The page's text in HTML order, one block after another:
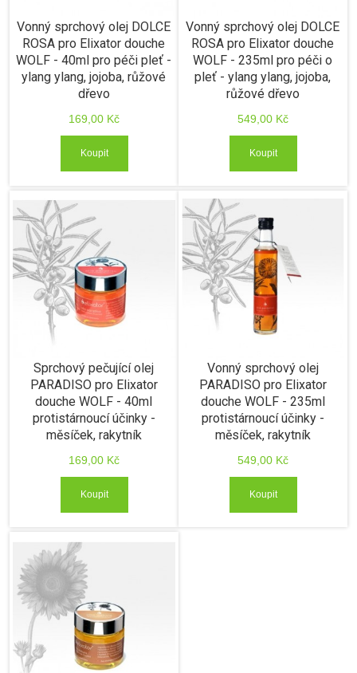
Vonný sprchový olej DOLCE
ROSA pro Elixator douche
WOLF - 40ml pro péči pleť -
ylang ylang, jojoba, růžové
dřevo
169,00 Kč
Koupit
Vonný sprchový olej DOLCE
ROSA pro Elixator douche
WOLF - 235ml pro péči o
pleť - ylang ylang, jojoba,
růžové dřevo
549,00 Kč
Koupit
Sprchový pečující olej
PARADISO pro Elixator
douche WOLF - 40ml
protistárnoucí účinky -
měsíček, rakytník
169,00 Kč
Koupit
Vonný sprchový olej
PARADISO pro Elixator
douche WOLF - 235ml
protistárnoucí účinky -
měsíček, rakytník
549,00 Kč
Koupit